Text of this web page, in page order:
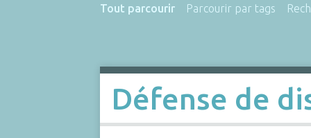
Tout parcourir Parcourir par tags
Défense de